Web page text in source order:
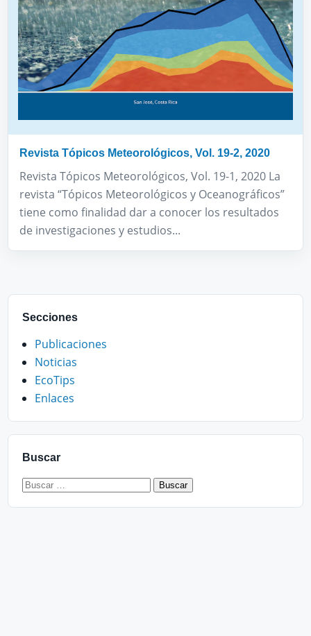
Revista Tópicos Meteorológicos, Vol. 19-2, 2020
Revista Tópicos Meteorológicos, Vol. 19-1, 2020 La
revista “Tópicos Meteorológicos y Oceanográficos”
tiene como finalidad dar a conocer los resultados
de investigaciones y estudios...
Secciones
Publicaciones
Noticias
EcoTips
Enlaces
Buscar
Buscar: